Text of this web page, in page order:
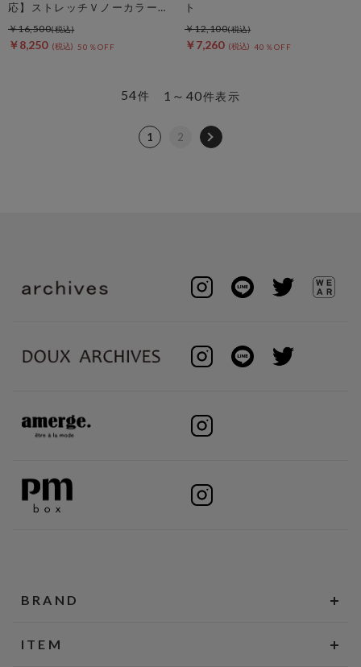
応】ストレッチＶノーカラージ
ャケット
￥8,250 50％OFF
￥16,500
ト
￥7,260 40％OFF
￥12,100
1～40件表示
54件
1 2
BRAND
ITEM